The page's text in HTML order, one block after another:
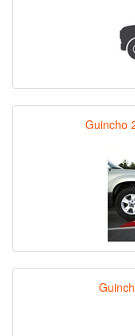
Guincho